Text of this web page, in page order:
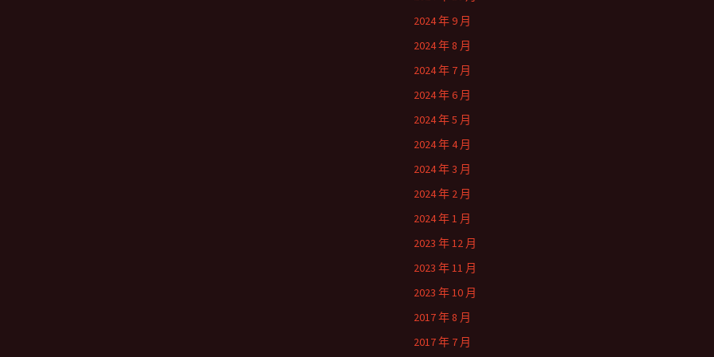
2024 年 9 月
2024 年 8 月
2024 年 7 月
2024 年 6 月
2024 年 5 月
2024 年 4 月
2024 年 3 月
2024 年 2 月
2024 年 1 月
2023 年 12 月
2023 年 11 月
2023 年 10 月
2017 年 8 月
2017 年 7 月